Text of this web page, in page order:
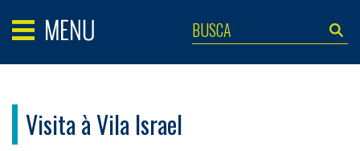
Visita à Vila Israel